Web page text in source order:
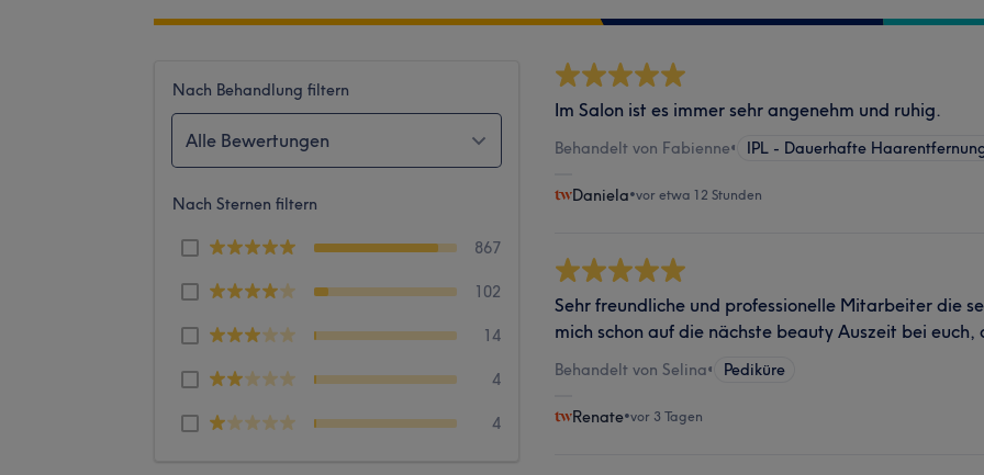
Nach Behandlung filtern
Alle Bewertungen
Nach Sternen filtern
867
102
14
4
4
Im Salon ist es immer sehr angenehm und ruhig.
Behandelt von Fabienne• IPL - Dauerhafte
Daniela•vor etwa 12 Stunden
Sehr freundliche und professionelle Mitarbeiter die
mich schon auf die nächste beauty Auszeit bei euch,
Behandelt von Selina• Pediküre
Renate•vor 3 Tagen